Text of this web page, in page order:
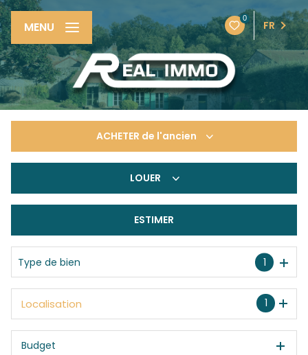
0
FR
MENU
ACHETER de l'ancien
De l'immo pro
LOUER
De l'immo pro
ESTIMER
Type de bien 1
1
Localisation
Budget